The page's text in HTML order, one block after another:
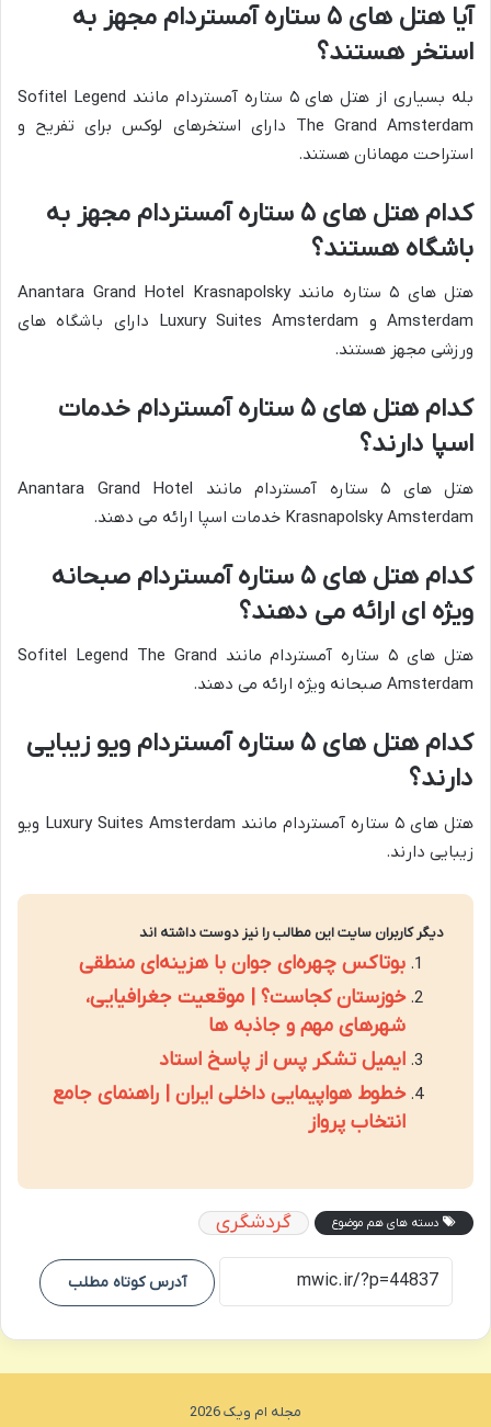
آیا هتل های ۵ ستاره آمستردام مجهز به
استخر هستند؟
بله بسیاری از هتل های ۵ ستاره آمستردام مانند Sofitel Legend
The Grand Amsterdam دارای استخرهای لوکس برای تفریح و
استراحت مهمانان هستند.
کدام هتل های ۵ ستاره آمستردام مجهز به
باشگاه هستند؟
هتل های ۵ ستاره مانند Anantara Grand Hotel Krasnapolsky
Amsterdam و Luxury Suites Amsterdam دارای باشگاه های
ورزشی مجهز هستند.
کدام هتل های ۵ ستاره آمستردام خدمات
اسپا دارند؟
هتل های ۵ ستاره آمستردام مانند Anantara Grand Hotel
Krasnapolsky Amsterdam خدمات اسپا ارائه می دهند.
کدام هتل های ۵ ستاره آمستردام صبحانه
ویژه ای ارائه می دهند؟
هتل های ۵ ستاره آمستردام مانند Sofitel Legend The Grand
Amsterdam صبحانه ویژه ارائه می دهند.
کدام هتل های ۵ ستاره آمستردام ویو زیبایی
دارند؟
هتل های ۵ ستاره آمستردام مانند Luxury Suites Amsterdam ویو
زیبایی دارند.
دیگر کاربران سایت این مطالب را نیز دوست داشته اند
بوتاکس چهره‌ای جوان با هزینه‌ای منطقی
خوزستان کجاست؟ | موقعیت جغرافیایی،
شهرهای مهم و جاذبه ها
ایمیل تشکر پس از پاسخ استاد
خطوط هواپیمایی داخلی ایران | راهنمای جامع
انتخاب پرواز
دسته های هم موضوع گردشگری
آدرس کوتاه مطلب
مجله ام ویک 2026